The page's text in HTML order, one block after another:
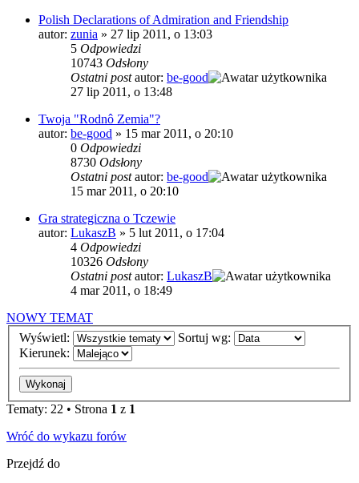
Polish Declarations of Admiration and Friendship
autor: zunia » 27 lip 2011, o 13:03
5 Odpowiedzi
10743 Odsłony
Ostatni postautor: be-good
27 lip 2011, o 13:48
Twoja "Rodnô Zemia"?
autor: be-good » 15 mar 2011, o 20:10
0 Odpowiedzi
8730 Odsłony
Ostatni postautor: be-good
15 mar 2011, o 20:10
Gra strategiczna o Tczewie
autor: LukaszB » 5 lut 2011, o 17:04
4 Odpowiedzi
10326 Odsłony
Ostatni postautor: LukaszB
4 mar 2011, o 18:49
NOWY TEMAT
Wyświetl:
Sortuj wg:
Kierunek:
Tematy: 22 • Strona 1 z 1
Wróć do wykazu forów
Przejdź do